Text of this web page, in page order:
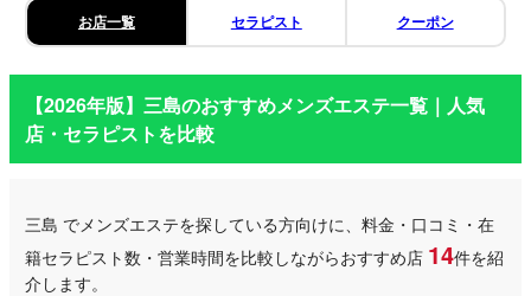
お店一覧 セラピスト クーポン
【2026年版】三島のおすすめメンズエステ一覧｜人気
店・セラピストを比較
三島 でメンズエステを探している方向けに、料金・口コミ・在
籍セラピスト数・営業時間を比較しながらおすすめ店 14件を紹
介します。